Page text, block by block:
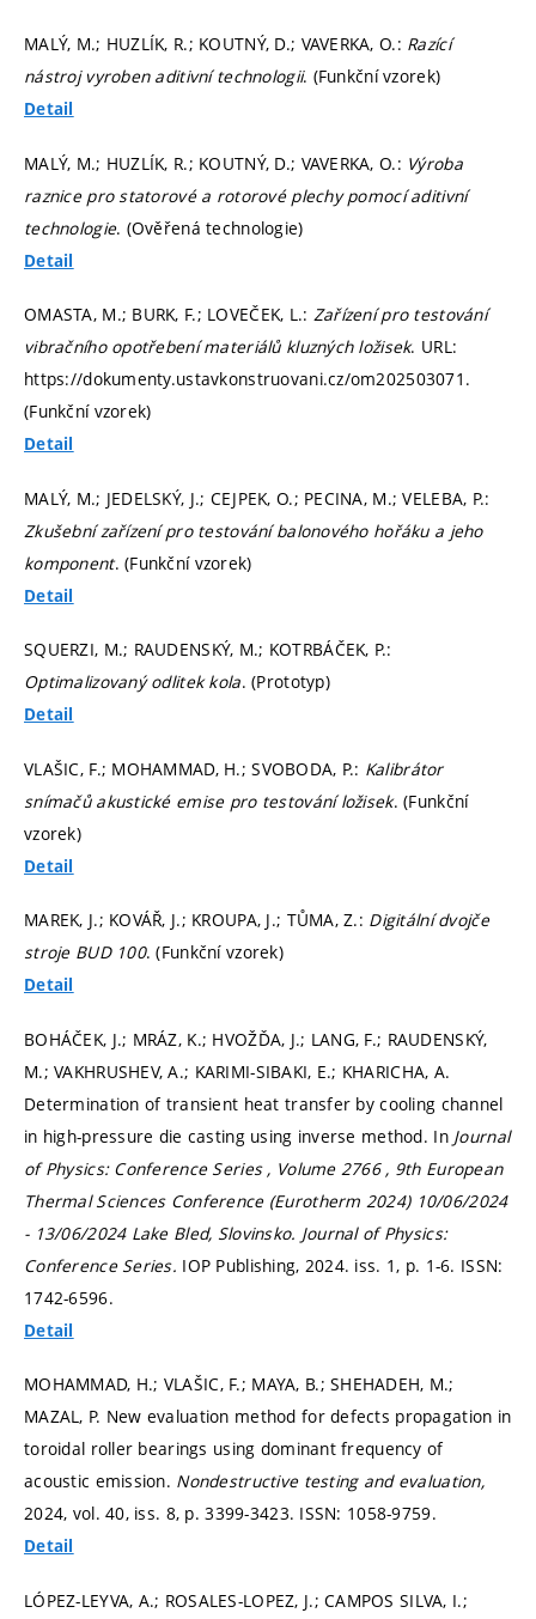
MALÝ, M.; HUZLÍK, R.; KOUTNÝ, D.; VAVERKA, O.: Razící
nástroj vyroben aditivní technologii. (Funkční vzorek)
Detail
MALÝ, M.; HUZLÍK, R.; KOUTNÝ, D.; VAVERKA, O.: Výroba
raznice pro statorové a rotorové plechy pomocí aditivní
technologie. (Ověřená technologie)
Detail
OMASTA, M.; BURK, F.; LOVEČEK, L.: Zařízení pro testování
vibračního opotřebení materiálů kluzných ložisek. URL:
https://dokumenty.ustavkonstruovani.cz/om202503071.
(Funkční vzorek)
Detail
MALÝ, M.; JEDELSKÝ, J.; CEJPEK, O.; PECINA, M.; VELEBA, P.:
Zkušební zařízení pro testování balonového hořáku a jeho
komponent. (Funkční vzorek)
Detail
SQUERZI, M.; RAUDENSKÝ, M.; KOTRBÁČEK, P.:
Optimalizovaný odlitek kola. (Prototyp)
Detail
VLAŠIC, F.; MOHAMMAD, H.; SVOBODA, P.: Kalibrátor
snímačů akustické emise pro testování ložisek. (Funkční
vzorek)
Detail
MAREK, J.; KOVÁŘ, J.; KROUPA, J.; TŮMA, Z.: Digitální dvojče
stroje BUD 100. (Funkční vzorek)
Detail
BOHÁČEK, J.; MRÁZ, K.; HVOŽĎA, J.; LANG, F.; RAUDENSKÝ,
M.; VAKHRUSHEV, A.; KARIMI-SIBAKI, E.; KHARICHA, A.
Determination of transient heat transfer by cooling channel
in high-pressure die casting using inverse method. In Journal
of Physics: Conference Series , Volume 2766 , 9th European
Thermal Sciences Conference (Eurotherm 2024) 10/06/2024
- 13/06/2024 Lake Bled, Slovinsko. Journal of Physics:
Conference Series. IOP Publishing, 2024. iss. 1, p. 1-6. ISSN:
1742-6596.
Detail
MOHAMMAD, H.; VLAŠIC, F.; MAYA, B.; SHEHADEH, M.;
MAZAL, P. New evaluation method for defects propagation in
toroidal roller bearings using dominant frequency of
acoustic emission. Nondestructive testing and evaluation,
2024, vol. 40, iss. 8, p. 3399-3423. ISSN: 1058-9759.
Detail
LÓPEZ-LEYVA, A.; ROSALES-LOPEZ, J.; CAMPOS SILVA, I.;